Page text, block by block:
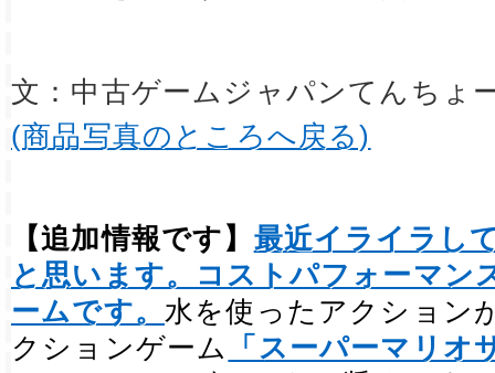
文：中古ゲームジャパンてんちょ
(商品写真のところへ戻る)
【追加情報です】 最近イライラし
と思います。コストパフォーマン
ームです。 水を使ったアクション
クションゲーム
「スーパーマリオ